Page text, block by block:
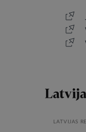
LATVIJAS